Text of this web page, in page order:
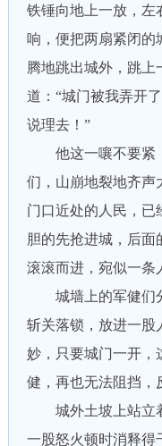
铁锤向地上一放，左
响，便把两扇紧闭的
腾地跳出城外，跳
道：“城门被我弄开
说理去！”
他这一嚷不要紧，
们，山崩地裂地齐声
门口近处的人民，已
胆的先抢进城，后
滚滚而进，宛似一条
城墙上的军健们分
斩关落锁，放进一股
妙，只要城门一开，
健，再也无法阻挡，
城外土坡上站立着
一股怒火顿时消释得